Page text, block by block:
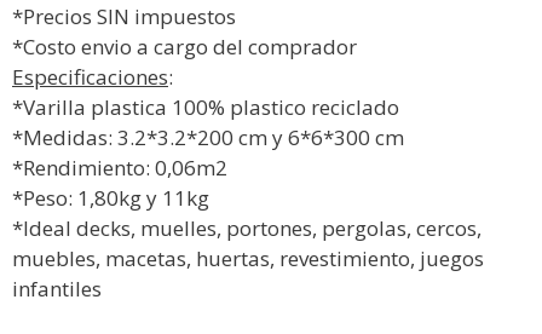
*Precios SIN impuestos
*Costo envio a cargo del comprador
Especificaciones:
*Varilla plastica 100% plastico reciclado
*Medidas: 3.2*3.2*200 cm y 6*6*300 cm
*Rendimiento: 0,06m2
*Peso: 1,80kg y 11kg
*Ideal decks, muelles, portones, pergolas, cercos,
muebles, macetas, huertas, revestimiento, juegos
infantiles